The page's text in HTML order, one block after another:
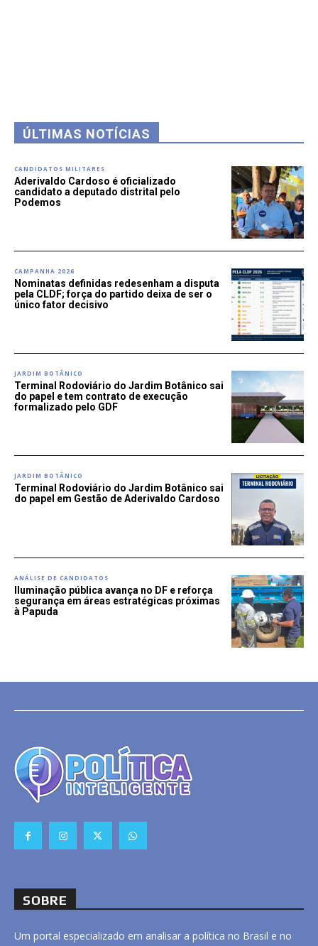
ÚLTIMAS NOTÍCIAS
CANDIDATOS MILITARES
Aderivaldo Cardoso é oficializado
candidato a deputado distrital pelo
Podemos
CAMPANHA 2026
Nominatas definidas redesenham a disputa
pela CLDF; força do partido deixa de ser o
único fator decisivo
JARDIM BOTÂNICO
Terminal Rodoviário do Jardim Botânico sai
do papel e tem contrato de execução
formalizado pelo GDF
JARDIM BOTÂNICO
Terminal Rodoviário do Jardim Botânico sai
do papel em Gestão de Aderivaldo Cardoso
ANÁLISE DE CANDIDATOS
Iluminação pública avança no DF e reforça
segurança em áreas estratégicas próximas
à Papuda
SOBRE
Um portal especializado em analisar a política no Brasil e no